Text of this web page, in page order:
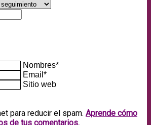
Nombres*
Email*
Sitio web
para reducir el spam. Aprende cómo
de tus comentarios.